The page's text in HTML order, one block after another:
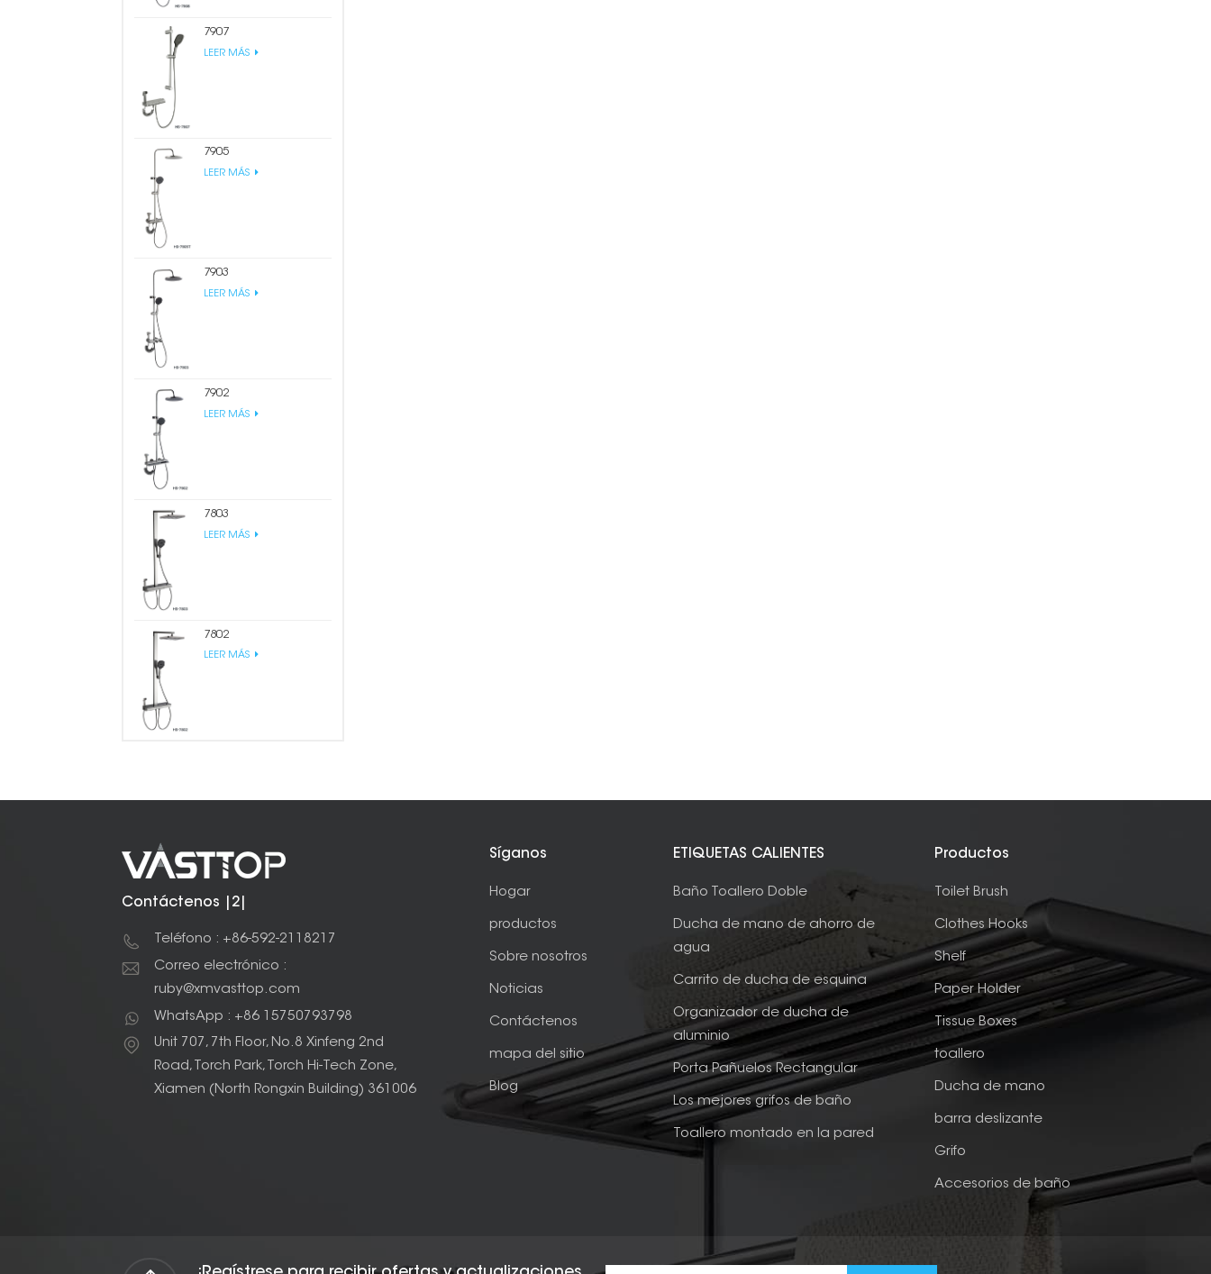
7907
LEER MÁS
7905
LEER MÁS
7903
LEER MÁS
7902
LEER MÁS
7803
LEER MÁS
7802
LEER MÁS
Contáctenos |2|
Teléfono : +86-592-2118217
Correo electrónico :
ruby@xmvasttop.com
WhatsApp : +86 15750793798
Unit 707, 7th Floor, No.8 Xinfeng 2nd
Road, Torch Park, Torch Hi-Tech Zone,
Xiamen (North Rongxin Building) 361006
Síganos
Hogar
productos
Sobre nosotros
Noticias
Contáctenos
mapa del sitio
Blog
ETIQUETAS CALIENTES
Baño Toallero Doble
Ducha de mano de ahorro de
agua
Carrito de ducha de esquina
Organizador de ducha de
aluminio
Porta Pañuelos Rectangular
Los mejores grifos de baño
Toallero montado en la pared
Productos
Toilet Brush
Clothes Hooks
Shelf
Paper Holder
Tissue Boxes
toallero
Ducha de mano
barra deslizante
Grifo
Accesorios de baño